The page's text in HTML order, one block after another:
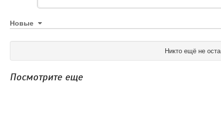
Новые
Никто ещё не
Посмотрите еще